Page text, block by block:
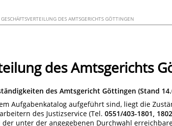
GESCHÄFTSVERTEILUNG DES AMTSGERICHTS GÖTTINGEN
des Amtsgerichts
des Amtsgericht Göttingen (Stand
Aufgabenkatalog aufgeführt sind, liegt die
des Justizservice (Tel. 0551/403-1801,
unter der angegebenen Durchwahl